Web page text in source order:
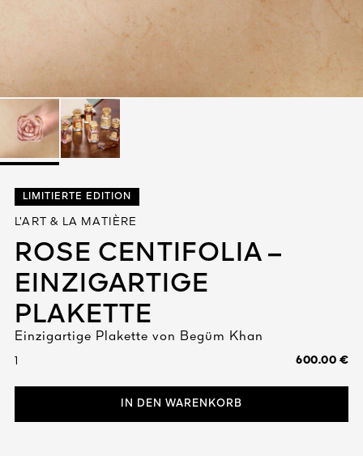
LIMITIERTE EDITION
L’ART & LA MATIÈRE
ROSE CENTIFOLIA –
EINZIGARTIGE
PLAKETTE
Einzigartige Plakette von Begüm Khan
1 600.00 €
IN DEN WARENKORB